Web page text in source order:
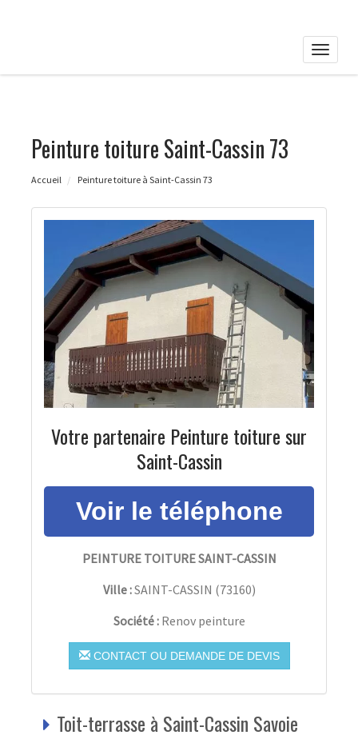
Toggle
Peinture toiture Saint-Cassin 73
Accueil Peinture toiture à Saint-Cassin 73
Votre partenaire Peinture toiture sur
Saint-Cassin
PEINTURE TOITURE SAINT-CASSIN
Ville :SAINT-CASSIN (73160)
Société : Renov peinture
CONTACT OU DEMANDE DE DEVIS
Toit-terrasse à Saint-Cassin Savoie